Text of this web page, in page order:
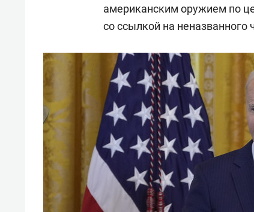
американским оружием по
со ссылкой на неназванного
Как ГК «МИР ГРУПП» и ВТБ
создают оазис жилого
комфорта под Казанью